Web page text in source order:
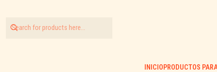
INICIOPRODUCTOS